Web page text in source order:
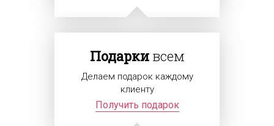
Подаркивсем
Делаем подарок каждому
клиенту
Получить подарок